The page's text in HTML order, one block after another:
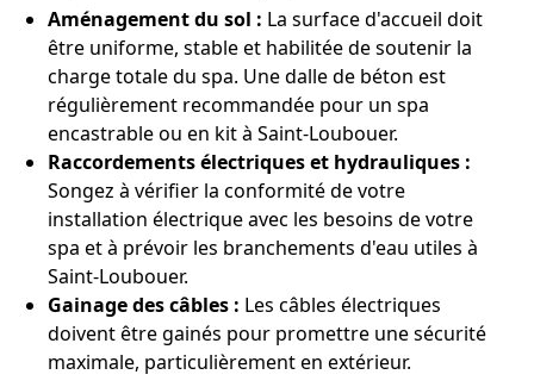
Aménagement du sol : La surface d'accueil doit
être uniforme, stable et habilitée de soutenir la
charge totale du spa. Une dalle de béton est
régulièrement recommandée pour un spa
encastrable ou en kit à Saint-Loubouer.
Raccordements électriques et hydrauliques :
Songez à vérifier la conformité de votre
installation électrique avec les besoins de votre
spa et à prévoir les branchements d'eau utiles à
Saint-Loubouer.
Gainage des câbles : Les câbles électriques
doivent être gainés pour promettre une sécurité
maximale, particulièrement en extérieur.